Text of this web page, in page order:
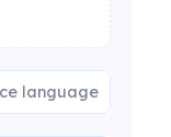
language